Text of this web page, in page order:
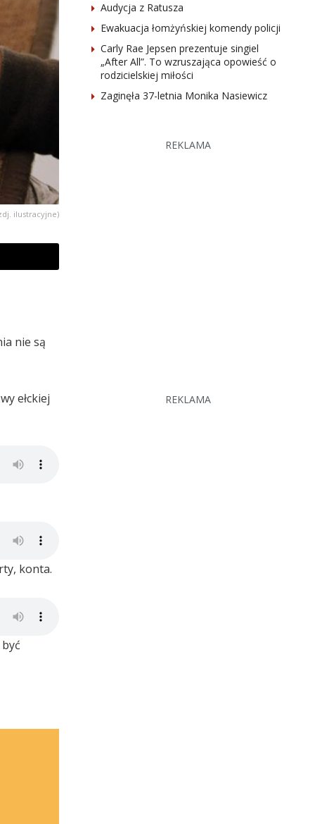
ilustracyjne)
nie są
ełckiej
konta.
Audycja z Ratusza
Ewakuacja łomżyńskiej komendy policji
Carly Rae Jepsen prezentuje singiel
„After All”. To wzruszająca opowieść o
rodzicielskiej miłości
Zaginęła 37-letnia Monika Nasiewicz
REKLAMA
REKLAMA